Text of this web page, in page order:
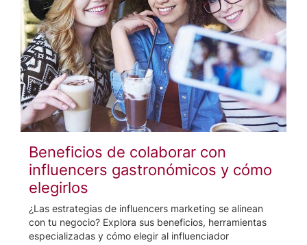
Beneficios de colaborar con
influencers gastronómicos y cómo
elegirlos
¿Las estrategias de influencers marketing se alinean
con tu negocio? Explora sus beneficios, herramientas
especializadas y cómo elegir al influenciador